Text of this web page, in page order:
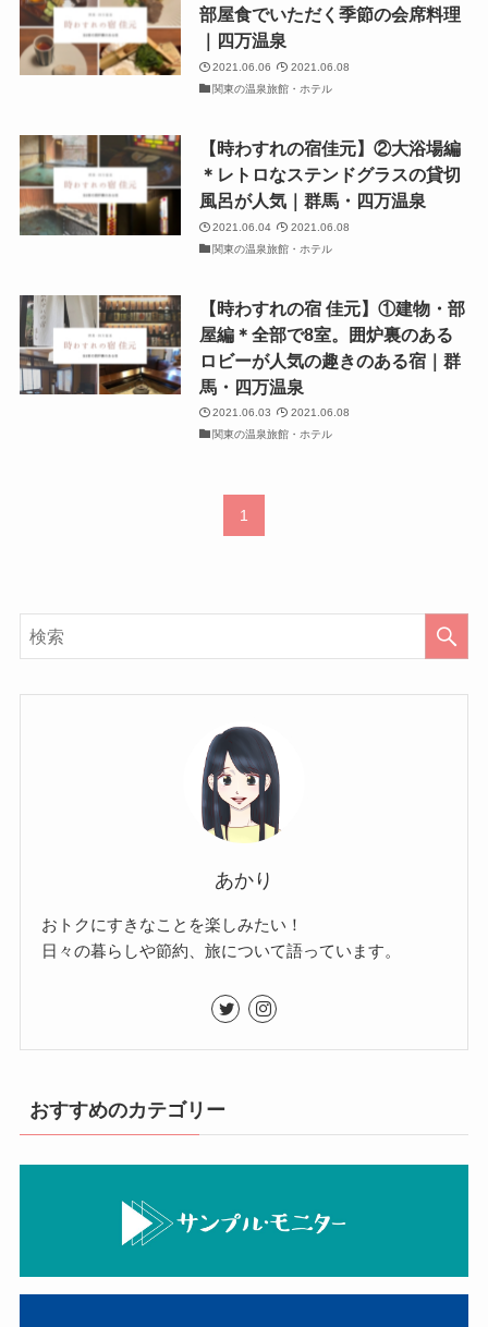
部屋食でいただく季節の会席料理
｜四万温泉
2021.06.06
2021.06.08
関東の温泉旅館・ホテル
【時わすれの宿佳元】②大浴場編
＊レトロなステンドグラスの貸切
風呂が人気｜群馬・四万温泉
2021.06.04
2021.06.08
関東の温泉旅館・ホテル
【時わすれの宿 佳元】①建物・部
屋編＊全部で8室。囲炉裏のある
ロビーが人気の趣きのある宿｜群
馬・四万温泉
2021.06.03
2021.06.08
関東の温泉旅館・ホテル
1
あかり
おトクにすきなことを楽しみたい！
日々の暮らしや節約、旅について語っています。
おすすめのカテゴリー